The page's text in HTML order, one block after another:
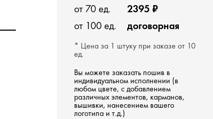
от 70 ед.
2395 ₽
от 100 ед.
договорная
* Цена за 1 штуку при заказе от 10
ед.
Вы можете заказать пошив в
индивидуальном исполнении (в
любом цвете, с добавлением
различных элементов, карманов,
вышивки, нанесением вашего
логотипа и т.д.)